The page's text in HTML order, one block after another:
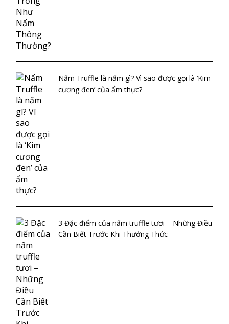
Nấm Truffle là nấm gì? Vì sao được gọi là ‘Kim
cương đen’ của ẩm thực?
3 Đặc điểm của nấm truffle tươi – Những Điều
Cần Biết Trước Khi Thưởng Thức